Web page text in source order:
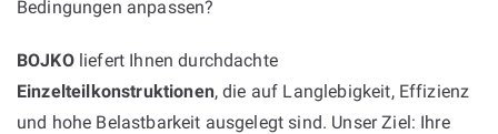
Bedingungen anpassen?
BOJKOliefert Ihnen durchdachte
Einzelteilkonstruktionen, die auf Langlebigkeit, Effizienz
und hohe Belastbarkeit ausgelegt sind. Unser Ziel: Ihre